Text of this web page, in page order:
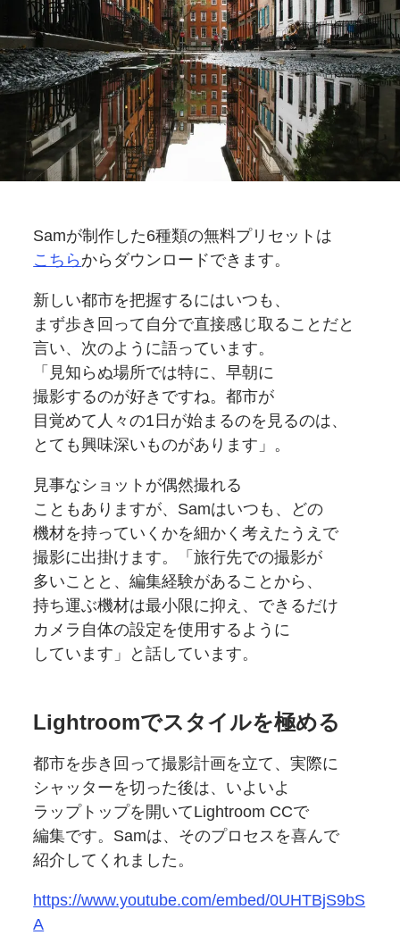
Samが制作した6種類の無料プリセットは
こちら から ダウンロードできます。
新しい都市を把握するにはいつも、
まず歩き回って 自分で直接感じ取る ことだと
言い、 次のように語っています。
「見知らぬ場所では特に、早朝に
撮影するのが好きですね。都市が
目覚めて人々の1日が始まるのを 見るのは、
とても興味深い ものがあります」。
見事なショットが偶然撮れる
こともありますが、 Samはいつも、
どの
機材を持っていくかを細かく考えたうえで
撮影に出掛けます。 「旅行先での撮影が
多いことと、編集経験があることから、
持ち運ぶ機材は最小限に抑え、 できるだけ
カメラ自体の設定を使用するように
しています」と話しています。
Lightroomでスタイルを極める
都市を歩き回って撮影計画を立て、実際に
シャッターを切った後は、 いよいよ
ラップトップを 開いてLightroom CCで
編集です。 Samは、 そのプロセスを喜んで
紹介してくれました。
https://www.youtube.com/embed/0UHTBjS9bS
A